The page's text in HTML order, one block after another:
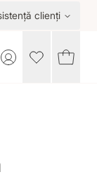
clienți
Toggle account